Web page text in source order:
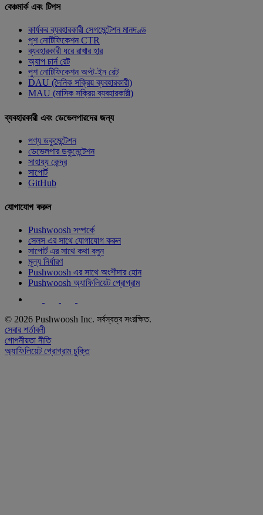
বেঞ্চমার্ক এবং টিপস
কার্যকর ব্যবহারকারী সেগমেন্টেশন মানদণ্ড
পুশ নোটিফিকেশন CTR
ব্যবহারকারী ধরে রাখার হার
অ্যাপ চার্ন রেট
পুশ নোটিফিকেশন অপ্ট-ইন রেট
DAU (দৈনিক সক্রিয় ব্যবহারকারী)
MAU (মাসিক সক্রিয় ব্যবহারকারী)
ব্যবহারকারী এবং ডেভেলপারদের জন্য
পণ্য ডকুমেন্টেশন
ডেভেলপার ডকুমেন্টেশন
সাহায্য কেন্দ্র
সাপোর্ট
GitHub
যোগাযোগ করুন
Pushwoosh সম্পর্কে
সেলস এর সাথে যোগাযোগ করুন
সাপোর্ট এর সাথে কথা বলুন
মূল্য নির্ধারণ
Pushwoosh এর সাথে অংশীদার হোন
Pushwoosh অ্যাফিলিয়েট প্রোগ্রাম
© 2026 Pushwoosh Inc. সর্বস্বত্ব সংরক্ষিত.
সেবার শর্তাবলী
গোপনীয়তা নীতি
অ্যাফিলিয়েট প্রোগ্রাম চুক্তি